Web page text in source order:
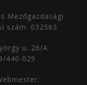
Mezőgazdasági
szám: 032563
u. 26/A
440-029